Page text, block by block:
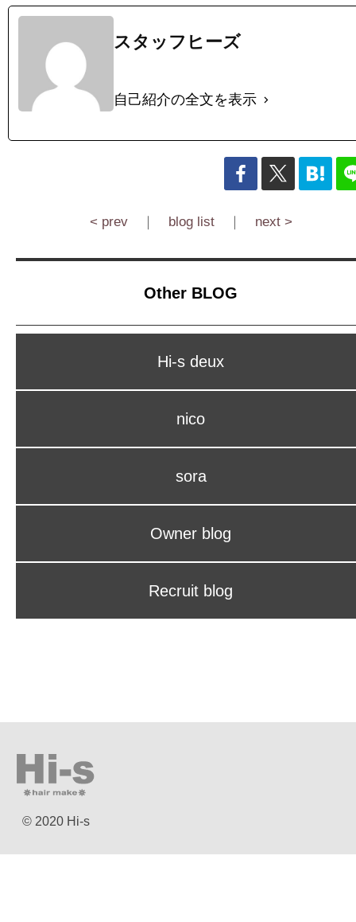
スタッフヒーズ
自己紹介の全文を表示
< prev｜ blog list｜ next >
Other BLOG
Hi-s deux
nico
sora
Owner blog
Recruit blog
© 2020 Hi-s